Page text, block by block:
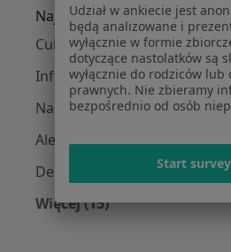
Najczęstsze schorzenia
Cukrzyca Opole
Infekcje dróg oddechowych
Nadciśnienie tętnicze Opole
Alergia Opole
Depresja Opole
Więcej (15)
Udział w ankiecie jest
będą analizowane i
wyłącznie w formie
dotyczące nastolatków są
wyłącznie do rodziców lub
prawnych. Nie zbieramy
bezpośrednio od osób
Start survey